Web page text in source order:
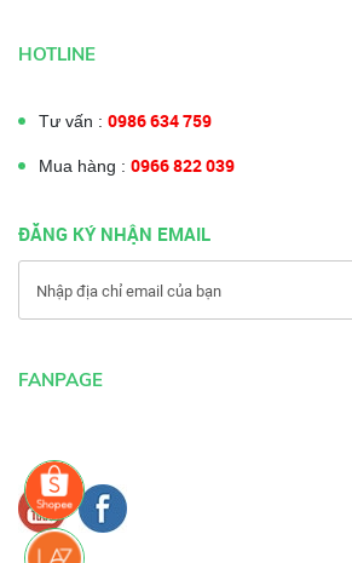
HOTLINE
Tư vấn : 0986 634 759
Mua hàng : 0966 822 039
ĐĂNG KÝ NHẬN EMAIL
FANPAGE